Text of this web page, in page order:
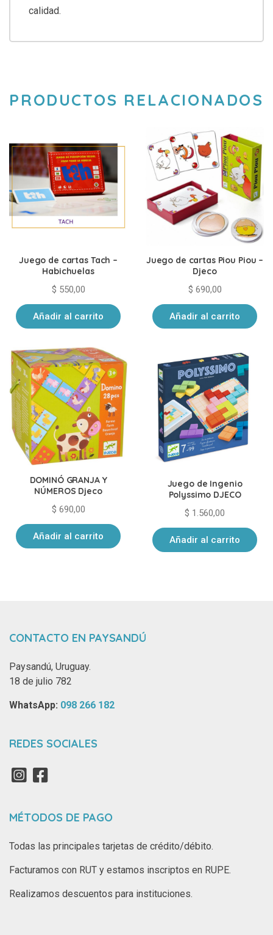
calidad.
PRODUCTOS RELACIONADOS
Juego de cartas Tach –
Habichuelas
$ 550,00
Añadir al carrito
Juego de cartas Piou Piou –
Djeco
$ 690,00
Añadir al carrito
DOMINÓ GRANJA Y
NÚMEROS Djeco
$ 690,00
Añadir al carrito
Juego de Ingenio
Polyssimo DJECO
$ 1.560,00
Añadir al carrito
CONTACTO EN PAYSANDÚ
Paysandú, Uruguay.
18 de julio 782
WhatsApp: ‪ 098 266 182‬
REDES SOCIALES
MÉTODOS DE PAGO
Todas las principales tarjetas de crédito/débito.
Facturamos con RUT y estamos inscriptos en RUPE.
Realizamos descuentos para instituciones.